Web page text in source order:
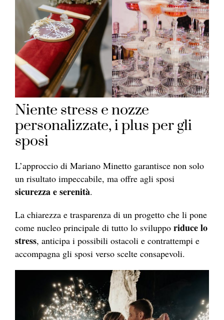
Niente stress e nozze
personalizzate, i plus per gli
sposi
L’approccio di Mariano Minetto garantisce non solo
un risultato impeccabile, ma offre agli sposi
sicurezza e serenità.
La chiarezza e trasparenza di un progetto che li pone
come nucleo principale di tutto lo sviluppo riduce lo
stress, anticipa i possibili ostacoli e contrattempi e
accompagna gli sposi verso scelte consapevoli.